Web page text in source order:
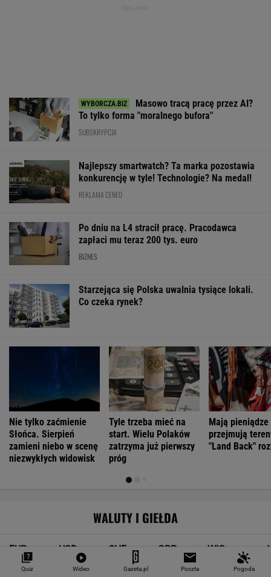
Masowo tracą pracę przez AI?
To tylko forma "moralnego bufora"
SUBSKRYPCJA
Najlepszy smartwatch? Ta marka pozostawia
konkurencję w tyle! Technologie? Na medal!
REKLAMA CENEO
Po dniu na L4 stracił pracę. Pracodawca
zapłaci mu teraz 200 tys. euro
BIZNES
Starzejąca się Polska uwalnia tysiące lokali.
Co czeka rynek?
Nie tylko zaćmienie
Słońca. Sierpień
zamieni niebo w scenę
niezwykłych widowisk
Tyle trzeba mieć na
start. Wielu Polaków
zatrzyma już pierwszy
próg
Mają pieniądze
przejmują
"Land Back"
WALUTY I GIEŁDA
EUR
4,2983
USD
3,7187
CHF
4,6027
GBP
5,0166
WIG
151 782,92
Quiz Wideo Gazeta.pl Poczta Pogoda